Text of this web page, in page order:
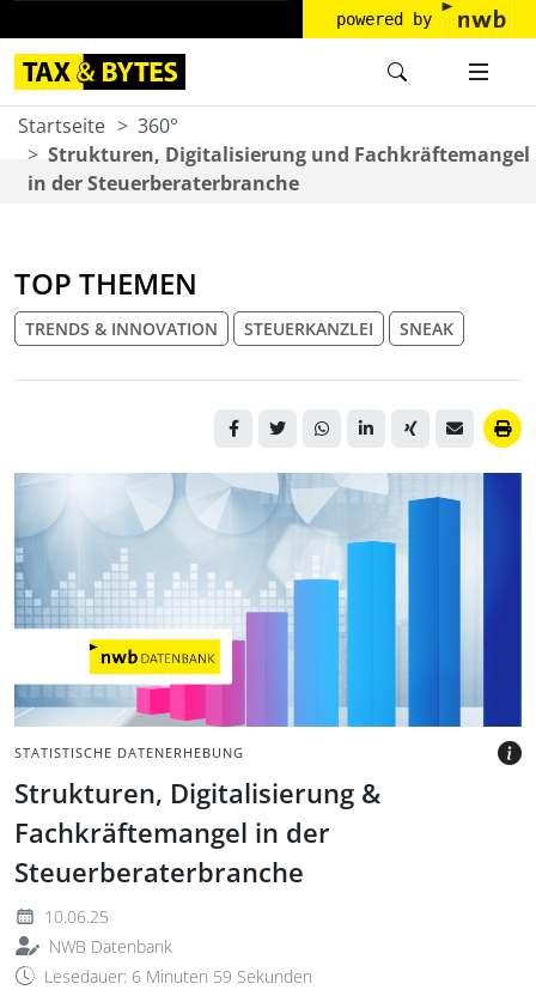
powered by
Startseite
360°
Strukturen, Digitalisierung und Fachkräftemangel
in der Steuerberaterbranche
TOP THEMEN
TRENDS & INNOVATION STEUERKANZLEI SNEAK
STATISTISCHE DATENERHEBUNG
Strukturen, Digitalisierung &
Fachkräftemangel in der
Steuerberaterbranche
10.06.25
NWB Datenbank
Lesedauer: 6 Minuten 59 Sekunden
Bunte 3D-
Balkendiagramme vor
Kreisdiagrammen auf
digitalem Hintergrund.
BILD: @ELNUR VIA CANVA.COM